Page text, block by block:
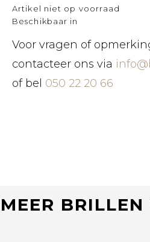
Artikel niet op voorraad
Beschikbaar in
Voor vragen of
contacteer ons via
of bel 050 22 20 66
MEER